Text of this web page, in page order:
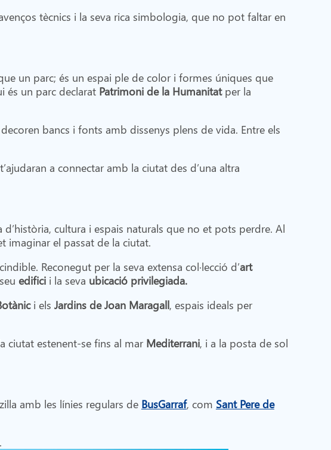
tècnics i la seva rica simbologia, que no pot faltar en
un parc; és un espai ple de color i formes úniques que
és un parc declarat Patrimoni de la Humanitat per la
bancs i fonts amb dissenys plens de vida. Entre els
a connectar amb la ciutat des d’una altra
cultura i espais naturals que no et pots perdre. Al
imaginar el passat de la ciutat.
Reconegut per la seva extensa col·lecció d’art
edificii la seva ubicació privilegiada.
i els Jardins de Joan Maragall, espais ideals per
ciutat estenent-se fins al mar Mediterrani, i a la posta de sol
amb les línies regulars de BusGarraf, com Sant Pere de